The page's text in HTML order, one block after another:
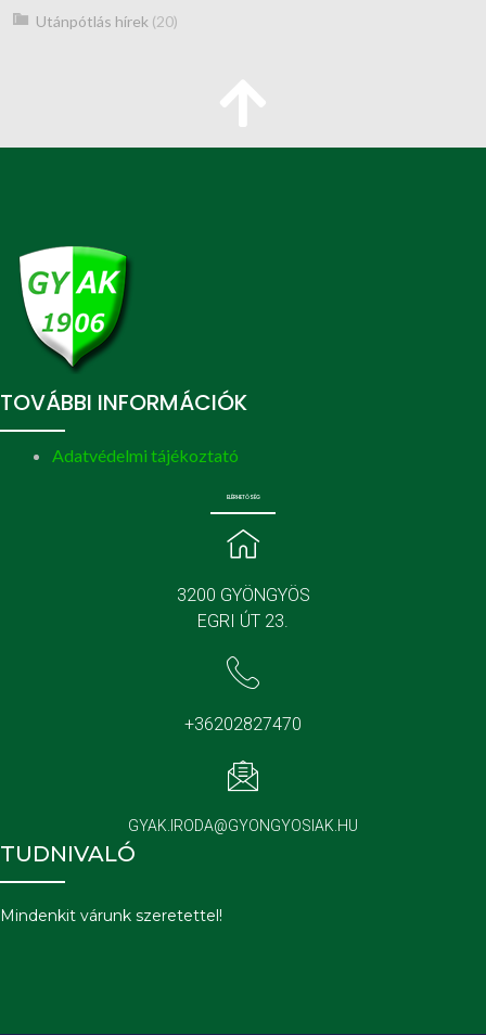
Utánpótlás hírek (20)
TOVÁBBI INFORMÁCIÓK
Adatvédelmi tájékoztató
ELÉRHETŐSÉG
3200 GYÖNGYÖS
EGRI ÚT 23.
+36202827470
GYAK.IRODA@GYONGYOSIAK.HU
TUDNIVALÓ
Mindenkit várunk szeretettel!